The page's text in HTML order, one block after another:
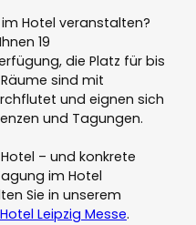
Hotel veranstalten?
19
die Platz für bis
sind mit
und eignen sich
und Tagungen.
– und konkrete
im Hotel
Sie in unserem
Leipzig Messe.